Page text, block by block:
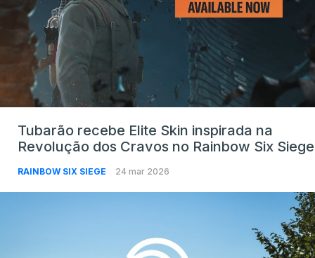
Tubarão recebe Elite Skin inspirada na
Revolução dos Cravos no Rainbow Six Siege
RAINBOW SIX SIEGE 24 mar 2026